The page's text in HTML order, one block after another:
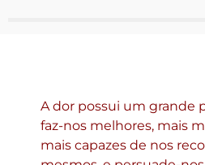
A dor possui um grande
faz-nos melhores, mais
mais capazes de nos